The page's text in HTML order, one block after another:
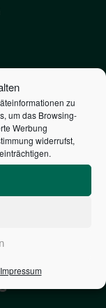
zu
um das Browsing-
Werbung
widerrufst,
Impressum